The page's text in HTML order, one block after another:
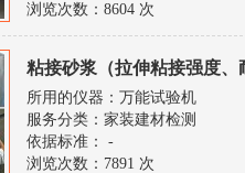
浏览次数： 8604 次
粘接砂浆（拉伸粘接强度、
所用的仪器：万能试验机
服务分类：家装建材检测
依据标准： -
浏览次数： 7891 次